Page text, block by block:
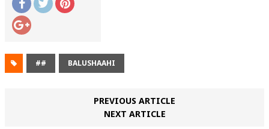
## BALUSHAAHI
PREVIOUS ARTICLE
NEXT ARTICLE